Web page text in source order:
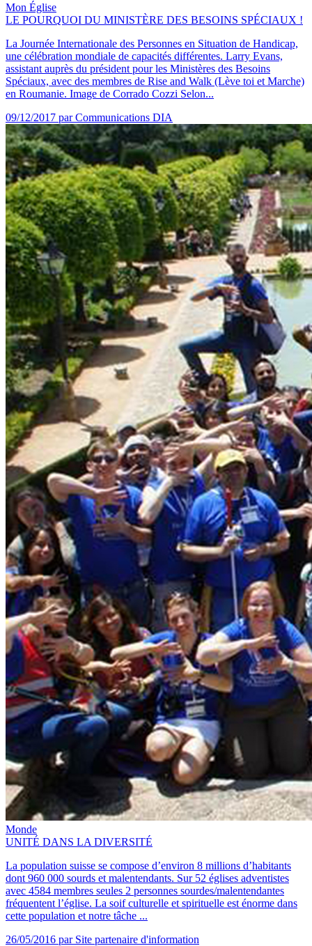
Mon Église
LE POURQUOI DU MINISTÈRE DES BESOINS SPÉCIAUX !
La Journée Internationale des Personnes en Situation de Handicap,
une célébration mondiale de capacités différentes. Larry Evans,
assistant auprès du président pour les Ministères des Besoins
Spéciaux, avec des membres de Rise and Walk (Lève toi et Marche)
en Roumanie. Image de Corrado Cozzi Selon...
09/12/2017 par Communications DIA
Monde
UNITÉ DANS LA DIVERSITÉ
La population suisse se compose d’environ 8 millions d’habitants
dont 960 000 sourds et malentendants. Sur 52 églises adventistes
avec 4584 membres seules 2 personnes sourdes/malentendantes
fréquentent l’église. La soif culturelle et spirituelle est énorme dans
cette population et notre tâche ...
26/05/2016 par Site partenaire d'information